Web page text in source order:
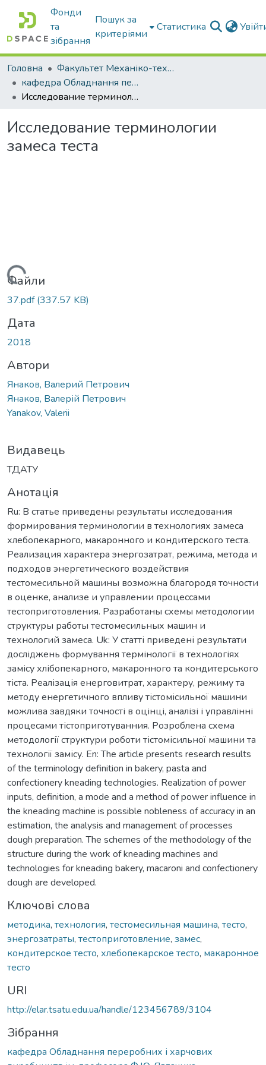
Фонди
та
зібрання
Пошук за
критеріями
Статистика
Головна
Факультет Механіко-технологічний
кафедра Обладнання переробних і харчових виробництв ім. професора Ф.Ю. Ялпачика
Исследование терминологии замеса теста
Исследование терминологии
замеса теста
Файли
37.pdf(337.57 KB)
Дата
2018
Автори
Янаков, Валерий Петрович
Янаков, Валерій Петрович
Yanakov, Valerii
Видавець
ТДАТУ
Анотація
Ru: В статье приведены результаты исследования
формирования терминологии в технологиях замеса
хлебопекарного, макаронного и кондитерского теста.
Реализация характера энергозатрат, режима, метода и
подходов энергетического воздействия
тестомесильной машины возможна благородя точности
в оценке, анализе и управлении процессами
тестоприготовления. Разработаны схемы методологии
структуры работы тестомесильных машин и
технологий замеса. Uk: У статті приведені результати
досліджень формування термінології в технологіях
замісу хлібопекарного, макаронного та кондитерського
тіста. Реалізація енерговитрат, характеру, режиму та
методу енергетичного впливу тістомісильної машини
можлива завдяки точності в оцінці, аналізі і управлінні
процесами тістоприготуванния. Розроблена схема
методології структури роботи тістомісильної машини та
технології замісу. En: The article presents research results
of the terminology definition in bakery, pasta and
confectionery kneading technologies. Realization of power
inputs, definition, a mode and a method of power influence in
the kneading machine is possible nobleness of accuracy in an
estimation, the analysis and management of processes
dough preparation. The schemes of the methodology of the
structure during the work of kneading machines and
technologies for kneading bakery, macaroni and confectionery
dough are developed.
Ключові слова
методика, технология, тестомесильная машина, тесто,
энергозатраты, тестоприготовление, замес,
кондитерское тесто, хлебопекарское тесто, макаронное
тесто
URI
http://elar.tsatu.edu.ua/handle/123456789/3104
Зібрання
кафедра Обладнання переробних і харчових